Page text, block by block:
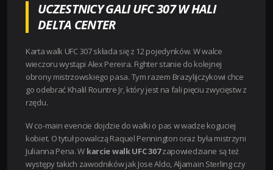
UCZESTNICY GALI UFC 307 W HALI
DELTA CENTER
Karta walk UFC 307 składa się z 12 pojedynków. W walce
wieczoru wystąpi Alex Pereira. Fighter stanie do kolejnej
obrony mistrzowskiego pasa. Tym razem Brazylijczykowi chce
go odebrać Khalil Rountre Jr, który jest na fali pięciu zwycięstw z
rzędu.
W co-main evencie dojdzie do walki o pas w wadze koguciej
kobiet. O tytuł powalczą Raquel Pennington oraz była mistrzyni
Julianna Pena. W karcie walk UFC 307zapowiedziane są też
występy takich zawodników jak Jose Aldo, Aljamain Sterling czy